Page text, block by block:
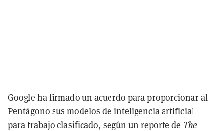
Google ha firmado un acuerdo para proporcionar al
Pentágono sus modelos de inteligencia artificial
para trabajo clasificado, según un reporte de The